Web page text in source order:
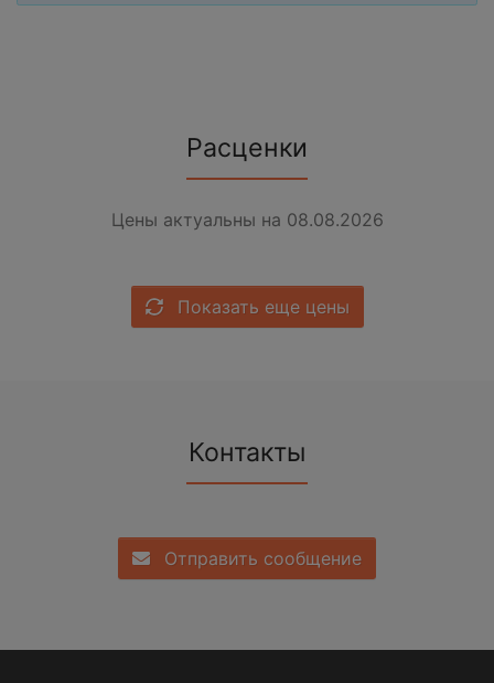
Расценки
Цены актуальны на 08.08.2026
Показать еще цены
Контакты
Отправить сообщение